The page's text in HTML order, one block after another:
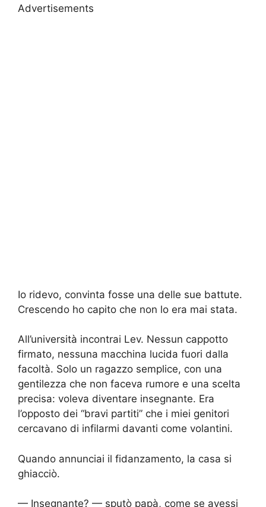
Advertisements
Io ridevo, convinta fosse una delle sue battute.
Crescendo ho capito che non lo era mai stata.
All’università incontrai Lev. Nessun cappotto
firmato, nessuna macchina lucida fuori dalla
facoltà. Solo un ragazzo semplice, con una
gentilezza che non faceva rumore e una scelta
precisa: voleva diventare insegnante. Era
l’opposto dei “bravi partiti” che i miei genitori
cercavano di infilarmi davanti come volantini.
Quando annunciai il fidanzamento, la casa si
ghiacciò.
— Insegnante? — sputò papà, come se avessi